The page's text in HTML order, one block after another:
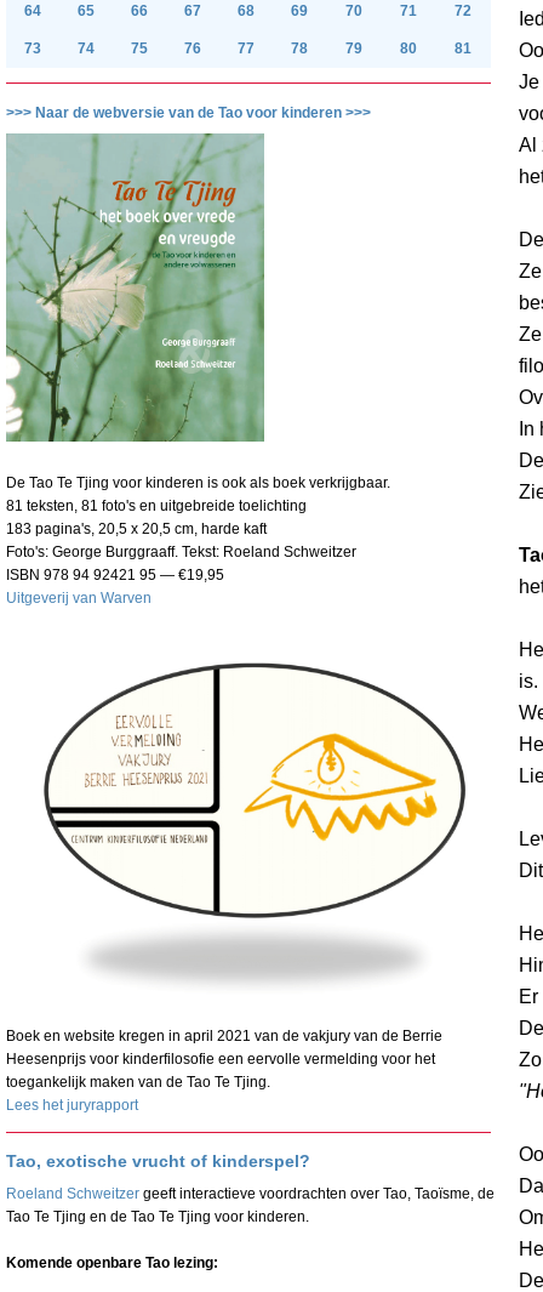
64 65 66 67 68 69 70 71 72
73 74 75 76 77 78 79 80 81
>>> Naar de webversie van de Tao voor kinderen >>>
De Tao Te Tjing voor kinderen is ook als boek verkrijgbaar.
81 teksten, 81 foto's en uitgebreide toelichting
183 pagina's, 20,5 x 20,5 cm, harde kaft
Foto's: George Burggraaff. Tekst: Roeland Schweitzer
ISBN 978 94 92421 95 — €19,95
Uitgeverij van Warven
Boek en website kregen in april 2021 van de vakjury van de Berrie
Heesenprijs voor kinderfilosofie een eervolle vermelding voor het
toegankelijk maken van de Tao Te Tjing.
Lees het juryrapport
Tao, exotische vrucht of kinderspel?
Roeland Schweitzer geeft interactieve voordrachten over Tao, Taoïsme, de
Tao Te Tjing en de Tao Te Tjing voor kinderen.
Komende openbare Tao lezing:
Je
Al
In
is.
Er